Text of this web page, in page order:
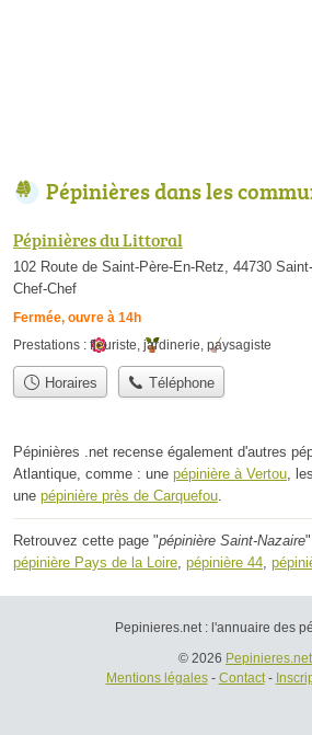
Pépinières dans les
Pépinières du Littoral
102 Route de Saint-Père-En-Retz, 44730
Chef-Chef
Fermée, ouvre à 14h
Prestations : fleuriste, jardinerie, paysagiste
Horaires Téléphone
Pépinières .net recense également d'autres
Atlantique, comme : une pépinière à Vertou , les
une pépinière près de Carquefou
Retrouvez cette page "pépinière Saint-Nazaire
pépinière Pays de la Loire pépinière 44
Pepinieres.net : l'annuaire des
© 2026 Pepinieres.net
Mentions légales- Contact-